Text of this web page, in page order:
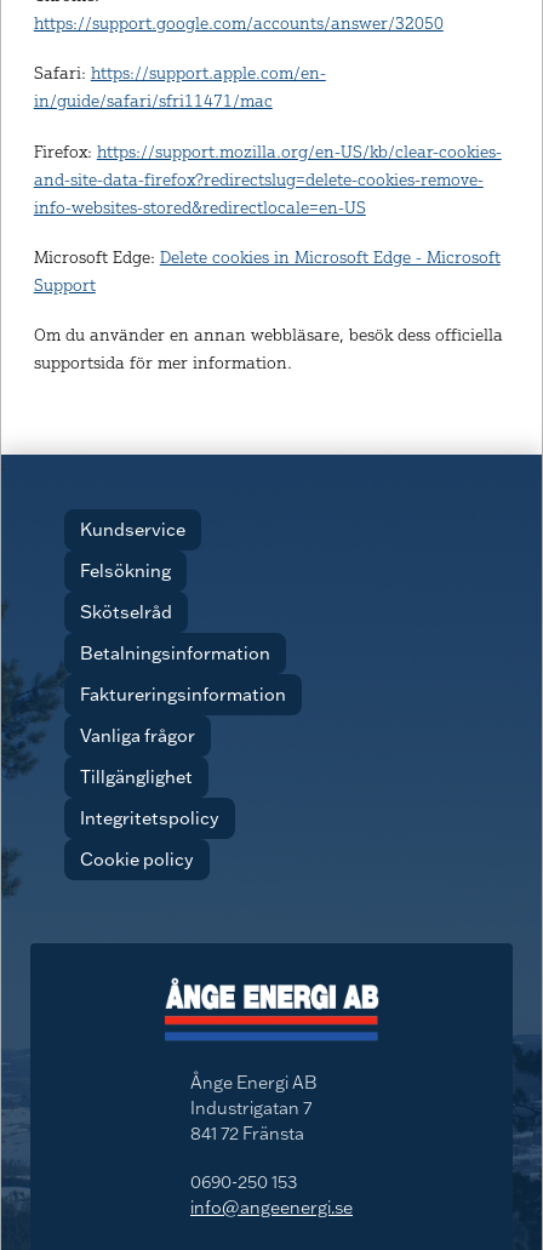
https://support.google.com/accounts/answer/32050
Safari: https://support.apple.com/en-
in/guide/safari/sfri11471/mac
Firefox: https://support.mozilla.org/en-US/kb/clear-cookies-
and-site-data-firefox?redirectslug=delete-cookies-remove-
info-websites-stored&redirectlocale=en-US
Microsoft Edge: Delete cookies in Microsoft Edge - Microsoft
Support
Om du använder en annan webbläsare, besök dess officiella
supportsida för mer information.
Kundservice
Felsökning
Skötselråd
Betalningsinformation
Faktureringsinformation
Vanliga frågor
Tillgänglighet
Integritetspolicy
Cookie policy
Ånge Energi AB
Industrigatan 7
841 72 Fränsta
0690-250 153
info@angeenergi.se